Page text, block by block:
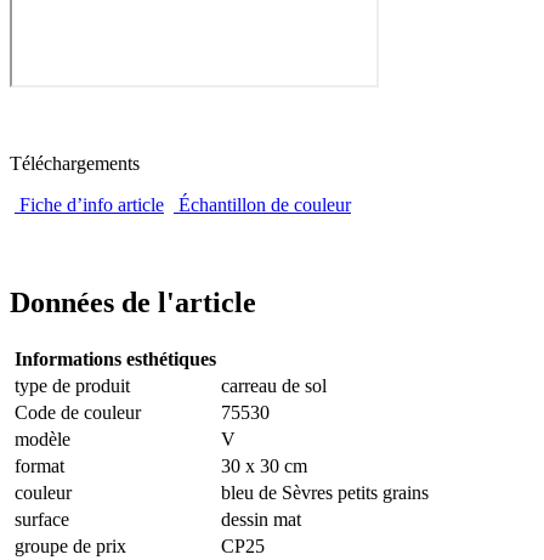
Téléchargements
Fiche d’info article
Échantillon de couleur
Données de l'article
Informations esthétiques
type de produit
carreau de sol
Code de couleur
75530
modèle
V
format
30 x 30 cm
couleur
bleu de Sèvres petits grains
surface
dessin mat
groupe de prix
CP25